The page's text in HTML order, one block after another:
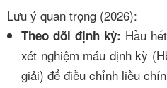
Lưu ý quan trọng (2026):
Theo dõi định kỳ: Hầu
xét nghiệm máu định kỳ
giải) để điều chỉnh liều